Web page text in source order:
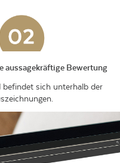
aussagekräftige Bewertung
befindet sich unterhalb der